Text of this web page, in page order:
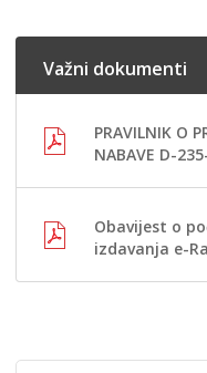
Važni dokumenti
PRAVILNIK O
NABAVE D-
Obavijest o
izdavanja e-